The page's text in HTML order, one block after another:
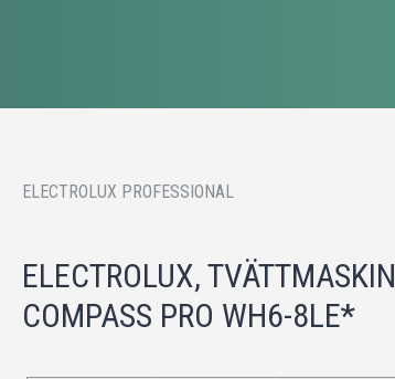
ELECTROLUX PROFESSIONAL
ELECTROLUX, TVÄTTMASKIN
COMPASS PRO WH6-8LE*